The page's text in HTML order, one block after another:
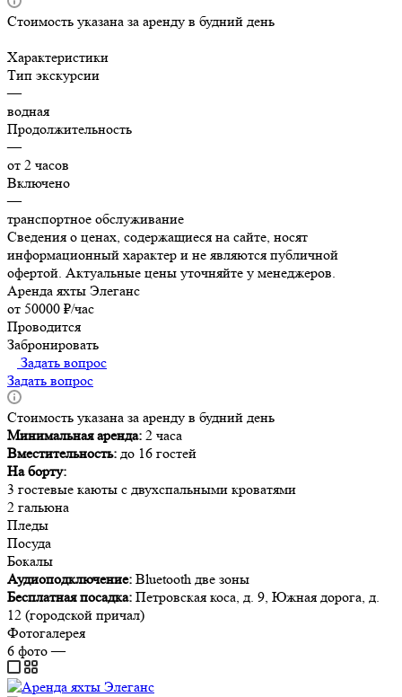
Стоимость указана за аренду в будний день
Характеристики
Тип экскурсии
—
водная
Продолжительность
—
от 2 часов
Включено
—
транспортное обслуживание
Сведения о ценах, содержащиеся на сайте, носят
информационный характер и не являются публичной
офертой. Актуальные цены уточняйте у менеджеров.
Аренда яхты Элеганс
от 50000 ₽/час
Проводится
Забронировать
Задать вопрос
Задать вопрос
Стоимость указана за аренду в будний день
Минимальная аренда: 2 часа
Вместительность: до 16 гостей
На борту:
3 гостевые каюты с двухспальными кроватями
2 гальюна
Пледы
Посуда
Бокалы
Аудиоподключение: Bluetooth две зоны
Бесплатная посадка: Петровская коса, д. 9, Южная дорога, д.
12 (городской причал)
Фотогалерея
6 фото—